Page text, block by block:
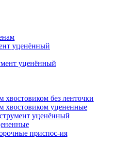
уценённый
уценённый
хвостовиком без ленточки
хвостовиком уцененные
уценённый
приспос-ия